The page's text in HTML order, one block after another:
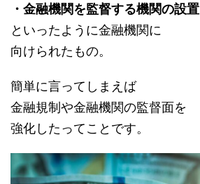
・金融機関を監督する機関の設置
といったように金融機関に
向けられたもの。
簡単に言ってしまえば
金融規制や金融機関の監督面を
強化したってことです。